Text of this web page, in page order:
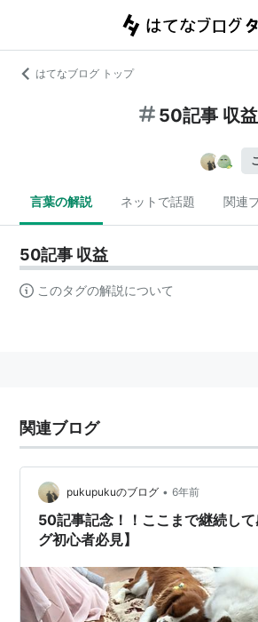
はてなブログ トップ
50記事 収益
言葉の解説 ネットで話題 関連
50記事 収益
このタグの解説について
関連ブログ
pukupukuのブログ • 6年前
50記事記念！！ここまで継続し
グ初心者必見】